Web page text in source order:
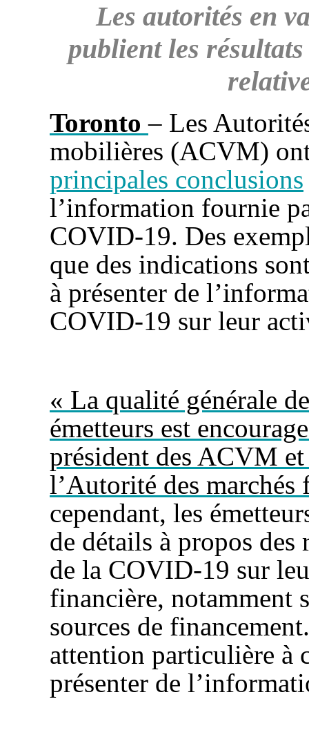
Les autorités en
publient les
Toronto– Les
mobilières (ACVM)
principales conclusions
l’information fournie
COVID-19. Des
que des indications
à présenter de
COVID-19 sur leur
« La qualité générale
émetteurs est
président des ACVM
l’Autorité des marchés
cependant, les
de détails à propos des
de la COVID-19 sur
financière, notamment
sources de financement.
attention particulière à
présenter de